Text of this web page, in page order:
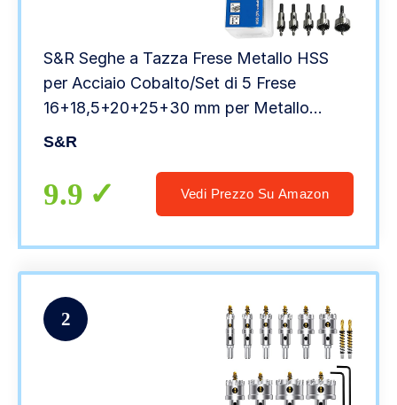
S&R Seghe a Tazza Frese Metallo HSS
per Acciaio Cobalto/Set di 5 Frese
16+18,5+20+25+30 mm per Metallo
Codolo 9,5 mm
S&R
9.9 Vedi Prezzo Su Amazon
2